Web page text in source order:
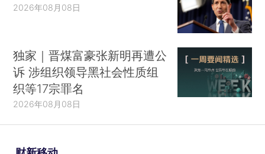
2026年08月08日
独家｜晋煤富豪张新明再遭公
诉 涉组织领导黑社会性质组
织等17宗罪名
2026年08月08日